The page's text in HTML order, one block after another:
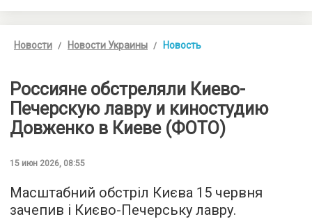
Новости Новости Украины Новость
Россияне обстреляли Киево-
Печерскую лавру и киностудию
Довженко в Киеве (ФОТО)
15 июн 2026, 08:55
Масштабний обстріл Києва 15 червня
зачепив і Києво-Печерську лавру.